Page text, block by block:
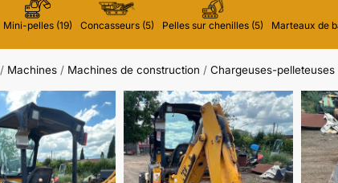
Mini-pelles (19) Concasseurs (5) Pelles sur chenilles (5) Marteaux de
/ Machines / Machines de construction /Chargeuses-pelleteuses